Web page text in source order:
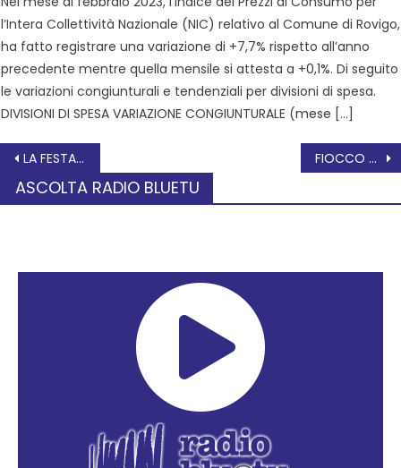
l’Intera Collettività Nazionale (NIC) relativo al Comune di Rovigo,
ha fatto registrare una variazione di +7,7% rispetto all’anno
precedente mentre quella mensile si attesta a +0,1%. Di seguito
le variazioni congiunturali e tendenziali per divisioni di spesa.
DIVISIONI DI SPESA VARIAZIONE CONGIUNTURALE (mese […]
LA FESTA DI PRIMAVERA 2026 “ARIA DI PRIMAVERA” FIOCCO TRICOLORE ALLE VIE DEDICATE AI PROTAGONISTI DELLA RESISTENZA
ASCOLTA RADIO BLUETU